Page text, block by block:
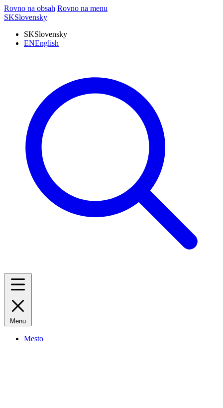
Rovno na obsah Rovno na menu
SKSlovensky
SKSlovensky
ENEnglish
Menu
Mesto